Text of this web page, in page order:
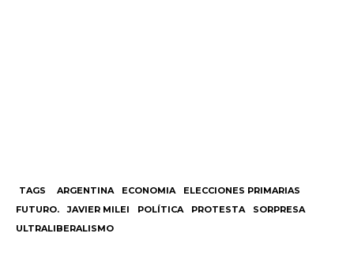
TAGS ARGENTINA ECONOMIA
ELECCIONES PRIMARIAS
FUTURO.
JAVIER MILEI POLÍTICA PROTESTA
SORPRESA
ULTRALIBERALISMO